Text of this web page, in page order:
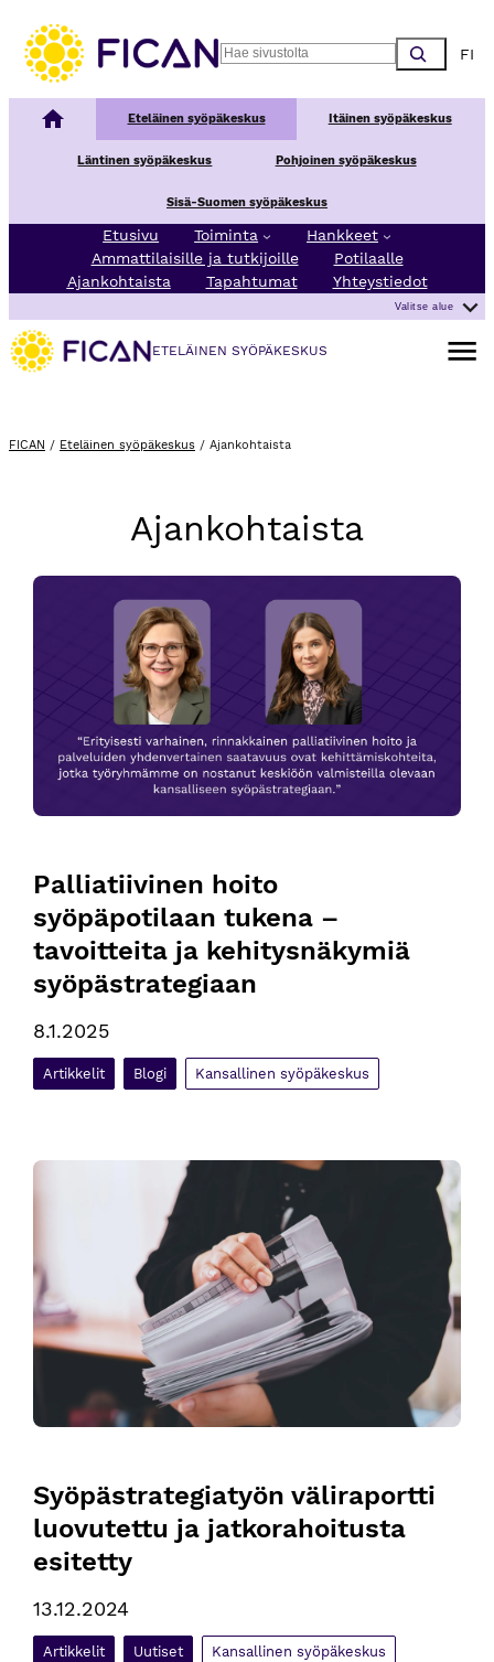
Search
Kansallinen syöpäkeskusEteläinen syöpäkeskus Itäinen syöpäkeskus
Läntinen syöpäkeskus Pohjoinen syöpäkeskus
Sisä-Suomen syöpäkeskus
Etusivu Toiminta
Hankkeet
Ammattilaisille ja tutkijoille
Potilaalle
Ajankohtaista
Tapahtumat Yhteystiedot
Valitse alue
ETELÄINEN SYÖPÄKESKUS
Avaa
FICAN / Eteläinen syöpäkeskus / Ajankohtaista
Ajankohtaista
Palliatiivinen hoito syöpäpotilaan tukena – tavoitteita ja
Palliatiivinen hoito
syöpäpotilaan tukena –
tavoitteita ja kehitysnäkymiä
syöpästrategiaan
8.1.2025
Artikkelit Blogi Kansallinen syöpäkeskus
Syöpästrategiatyön väliraportti luovutettu ja jatkorahoitusta
Syöpästrategiatyön väliraportti
luovutettu ja jatkorahoitusta
esitetty
13.12.2024
Artikkelit Uutiset Kansallinen syöpäkeskus